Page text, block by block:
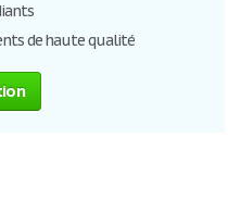
de haute qualité